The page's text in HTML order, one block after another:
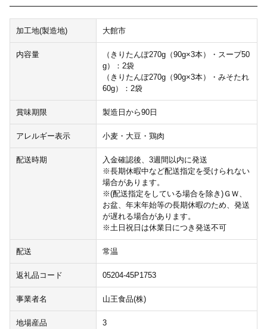
加工地(製造地) 大館市
内容量
（きりたんぽ270g（90g×3本）・スープ50
g）：2袋
（きりたんぽ270g（90g×3本）・みそたれ
60g）：2袋
賞味期限 製造日から90日
アレルギー表示 小麦・大豆・鶏肉
配送時期
入金確認後、3週間以内に発送
※長期休暇中など配送指定を受けられない
場合があります。
※(配送指定をしている場合を除き)ＧＷ、
お盆、年末年始等の長期休暇のため、発送
が遅れる場合があります。
※土日祝日は休業日につき発送不可
配送 常温
返礼品コード 05204-45P1753
事業者名 山王食品(株)
地場産品 3